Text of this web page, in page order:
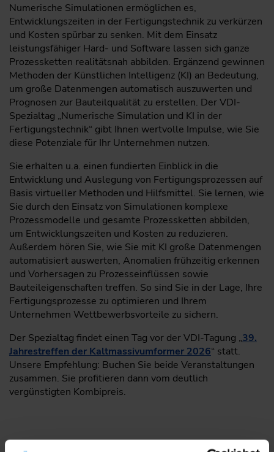
Numerische Simulationen ermöglichen es,
Entwicklungszeiten in der Fertigungstechnik zu verkürzen
und Kosten spürbar zu senken. Mit dem Einsatz
leistungsfähiger Hard- und Software lassen sich ganze
Prozessketten realitätsnah abbilden. Ergänzend gewinnen
Methoden der Künstlichen Intelligenz (KI) an Bedeutung,
um große Datenmengen automatisch auszuwerten und
Prognosen zur Bauteilqualität zu erstellen. Der VDI-
Spezialtag „Numerische Simulation und KI in der
Fertigungstechnik“ gibt Ihnen wertvolle Impulse, wie Sie
diese Potenziale für Ihr Unternehmen nutzen.
Sie erhalten u.a. einen fundierten Einblick in die
Entwicklung und Auslegung von Fertigungsprozessen auf
Basis virtueller Methoden und Hilfsmittel. Sie lernen, wie
Sie durch den Einsatz von Simulationen komplexe
Prozessmodelle und gesamte Prozessketten abbilden,
um Entwicklungszeiten und Kosten zu reduzieren.
Außerdem hören Sie, wie Sie mit KI große Datenmengen
automatisiert auswerten, Anomalien frühzeitig erkennen
und Vorhersagen zu Prozesseinflüssen sowie
Bauteileigenschaften treffen. So sind Sie in der Lage, Ihre
Fertigungsprozesse zu optimieren und Ihrem
Unternehmen Wettbewerbsvorteile zu sichern.
Der Spezialtag findet einen Tag vor der VDI-Tagung „39.
Jahrestreffen der Kaltmassivumformer 2026“ statt.
Unsere Empfehlung: Buchen Sie beide Veranstaltungen
zusammen. Sie profitieren dann vom deutlich
vergünstigten Kombipreis.